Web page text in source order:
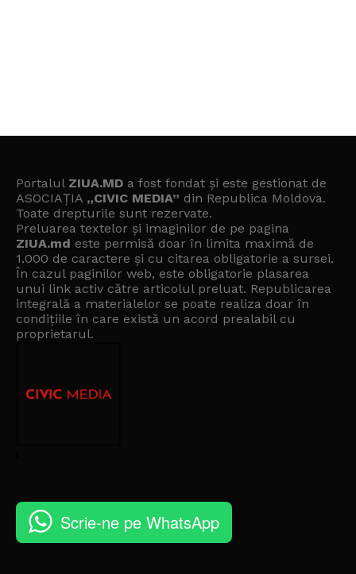
Portalul ZIUA.MD a fost fondat și este gestionat de
ASOCIAȚIA „CIVIC MEDIA” din Republica Moldova.
Toate drepturile sunt rezervate.
Preluarea textelor și imaginilor de pe pagina
ZIUA.md este permisă doar în limita maximă de
1.000 de caractere și cu citarea obligatorie a sursei.
În cazul paginilor web, este obligatorie plasarea
unui link activ către articolul preluat. Republicarea
integrală a materialelor se poate realiza doar în
condițiile în care există un acord prealabil cu
proprietarul.
Scrie-ne pe WhatsApp